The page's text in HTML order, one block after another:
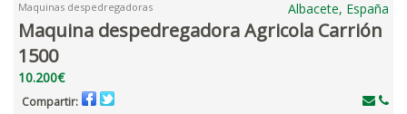
Maquinas despedregadoras Albacete, España
Maquina despedregadora Agricola Carrión
1500
10.200€
Compartir: